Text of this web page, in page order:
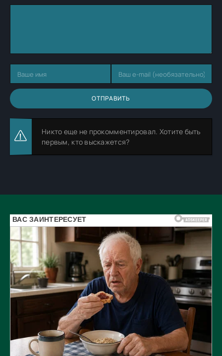
ОТПРАВИТЬ
Никто еще не прокомментировал. Хотите быть
первым, кто выскажется?